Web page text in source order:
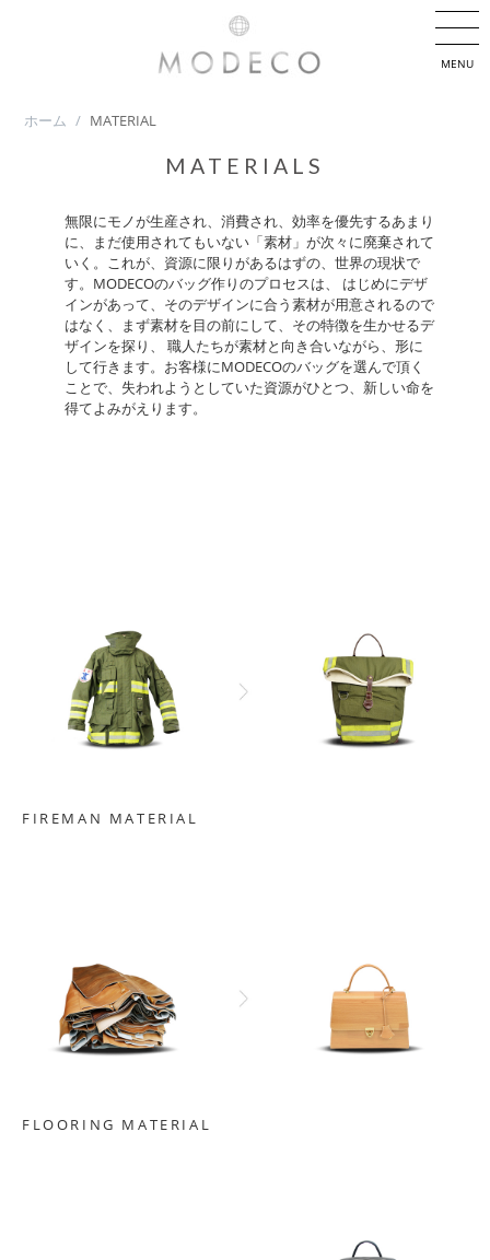
ホーム / MATERIAL
MATERIALS
無限にモノが生産され、消費され、効率を優先するあまり
に、まだ使用されてもいない「素材」が次々に廃棄されて
いく。これが、資源に限りがあるはずの、世界の現状で
す。MODECOのバッグ作りのプロセスは、 はじめにデザ
インがあって、そのデザインに合う素材が用意されるので
はなく、まず素材を目の前にして、その特徴を生かせるデ
ザインを探り、 職人たちが素材と向き合いながら、形に
して行きます。お客様にMODECOのバッグを選んで頂く
ことで、失われようとしていた資源がひとつ、新しい命を
得てよみがえります。
FIREMAN MATERIAL
FLOORING MATERIAL
MENU